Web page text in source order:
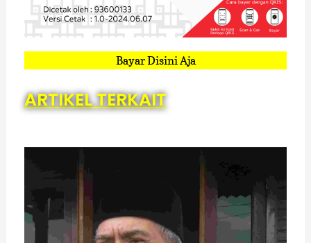
Bayar Disini Aja
ARTIKEL TERKAIT